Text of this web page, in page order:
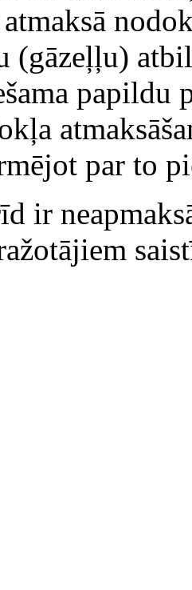
atmaksā
(gāzeļļu)
papildu
par to
ir